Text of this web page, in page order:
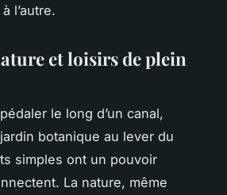
l’autre.
et loisirs de plein
le long d’un canal,
botanique au lever du
simples ont un pouvoir
La nature, même